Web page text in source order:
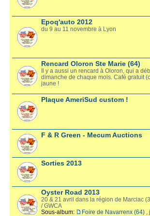
Epoq'auto 2012
du 9 au 11 novembre à Lyon
Rencard Oloron Ste Marie (64)
Il y a aussi un rencard à Oloron, qui a
dimanche de chaque mois. Café gratuit
jaune !
Plaque AmeriSud custom !
F & R Green - Mecum Auctions
Sorties 2013
Oyster Road 2013
20 & 21 avril dans la région de Marciac
/ GWCA
Sous-album:
Foire de Navarrenx (64) ,